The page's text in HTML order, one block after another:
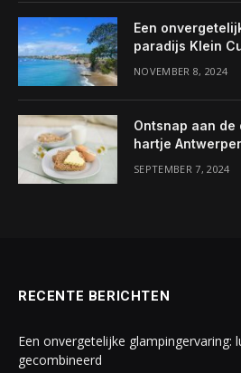
Een
paradijs Klein
NOVEMBER 8, 2024
Ontsnap aan
hartje
SEPTEMBER 7, 2024
RECENTE BERICHTEN
Een onvergetelijke glampingervaring:
gecombineerd